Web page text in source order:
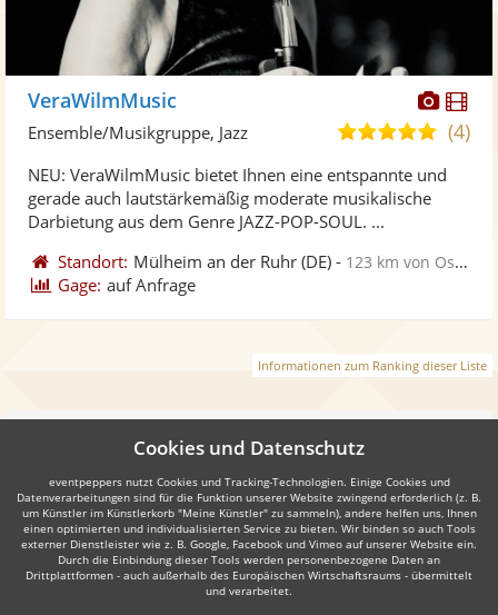
Fotos
VeraWilmMusic
4,9
5
(4)
Ensemble/Musikgruppe, Jazz
NEU: VeraWilmMusic bietet Ihnen eine entspannte und
gerade auch lautstärkemäßig moderate musikalische
Darbietung aus dem Genre JAZZ-POP-SOUL. ...
Standort: Mülheim an der Ruhr (DE) - 123 km von Osnabrück
Gage: auf Anfrage
Informationen zum Ranking dieser Liste
Weiter
Auch interessant:
Cookies und Datenschutz
eventpeppers nutzt Cookies und Tracking-Technologien. Einige Cookies und
Datenverarbeitungen sind für die Funktion unserer Website zwingend erforderlich (z. B.
um Künstler im Künstlerkorb "Meine Künstler" zu sammeln), andere helfen uns, Ihnen
einen optimierten und individualisierten Service zu bieten. Wir binden so auch Tools
externer Dienstleister wie z. B. Google, Facebook und Vimeo auf unserer Website ein.
Durch die Einbindung dieser Tools werden personenbezogene Daten an
Drittplattformen - auch außerhalb des Europäischen Wirtschaftsraums - übermittelt
und verarbeitet.